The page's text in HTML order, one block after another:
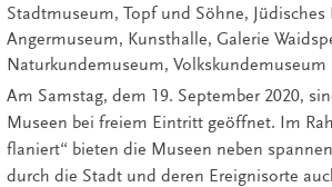
Stadtmuseum, Topf und Söhne, Jüdisches
Angermuseum, Kunsthalle, Galerie
Naturkundemuseum, Volkskundemuseum
Am Samstag, dem 19. September 2020,
Museen bei freiem Eintritt geöffnet. Im
flaniert“ bieten die Museen neben
durch die Stadt und deren Ereignisorte